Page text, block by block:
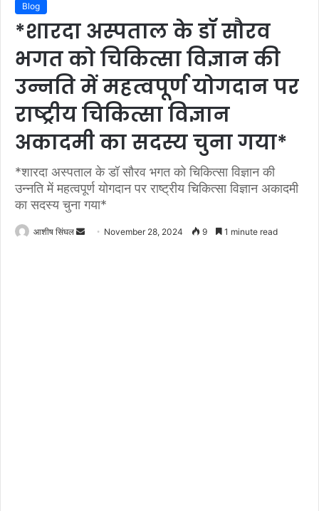
Blog
*शारदा अस्पताल के डॉ सौरव
भगत को चिकित्सा विज्ञान की
उन्नति में महत्वपूर्ण योगदान पर
राष्ट्रीय चिकित्सा विज्ञान
अकादमी का सदस्य चुना गया*
*शारदा अस्पताल के डॉ सौरव भगत को चिकित्सा विज्ञान की
उन्नति में महत्वपूर्ण योगदान पर राष्ट्रीय चिकित्सा विज्ञान अकादमी
का सदस्य चुना गया*
आशीष सिंघल
Send November 28, 2024 9 1 minute read